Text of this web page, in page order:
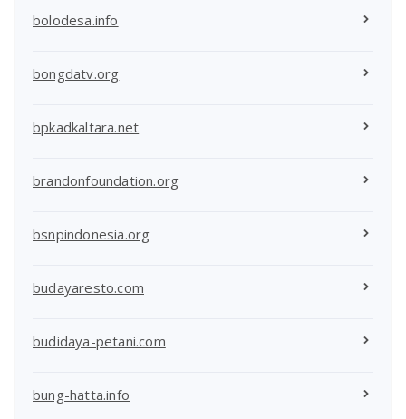
bolodesa.info
bongdatv.org
bpkadkaltara.net
brandonfoundation.org
bsnpindonesia.org
budayaresto.com
budidaya-petani.com
bung-hatta.info